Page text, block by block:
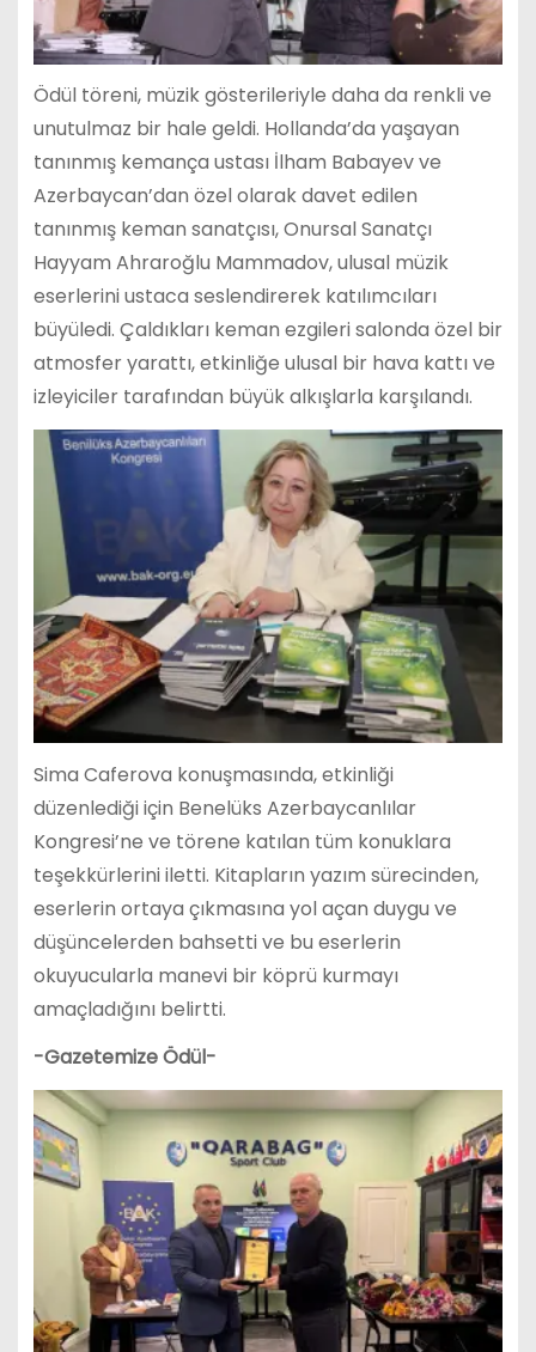
Ödül töreni, müzik gösterileriyle daha da renkli ve
unutulmaz bir hale geldi. Hollanda’da yaşayan
tanınmış kemança ustası İlham Babayev ve
Azerbaycan’dan özel olarak davet edilen
tanınmış keman sanatçısı, Onursal Sanatçı
Hayyam Ahraroğlu Mammadov, ulusal müzik
eserlerini ustaca seslendirerek katılımcıları
büyüledi. Çaldıkları keman ezgileri salonda özel bir
atmosfer yarattı, etkinliğe ulusal bir hava kattı ve
izleyiciler tarafından büyük alkışlarla karşılandı.
Sima Caferova konuşmasında, etkinliği
düzenlediği için Benelüks Azerbaycanlılar
Kongresi’ne ve törene katılan tüm konuklara
teşekkürlerini iletti. Kitapların yazım sürecinden,
eserlerin ortaya çıkmasına yol açan duygu ve
düşüncelerden bahsetti ve bu eserlerin
okuyucularla manevi bir köprü kurmayı
amaçladığını belirtti.
-Gazetemize Ödül-